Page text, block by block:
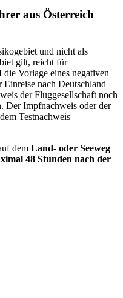
aus Österreich
und nicht als
gilt, reicht für
die Vorlage eines negativen
Einreise nach Deutschland
der Fluggesellschaft noch
Der Impfnachweis oder der
Testnachweis
dem Land- oder Seeweg
48 Stunden nach der